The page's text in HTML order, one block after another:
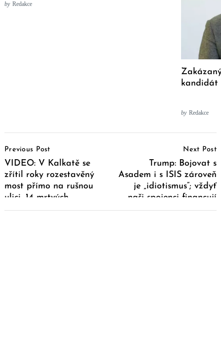
by Redakce
kandidát
by Redakce
Navigation
Previous Post
VIDEO: V Kalkatě se
zřítil roky rozestavěný
most přímo na rušnou
ulici, 14 mrtvých
Next Post
Trump: Bojovat s
Asadem i s ISIS zároveň
je „idiotismus“; vždyť
naši spojenci financují
terorismus